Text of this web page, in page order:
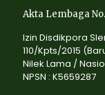
Akta Lembaga
Izin Disdikpora
110/Kpts/2015
Nilek Lama /
NPSN : K5659287